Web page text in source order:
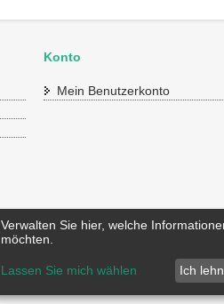
Konto
Mein Benutzerkonto
Verwalten Sie hier, welche
möchten.
Lassen Sie mich wählen Ich